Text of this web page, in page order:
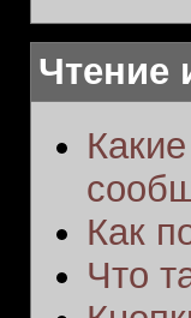
Чтение
Как
Что